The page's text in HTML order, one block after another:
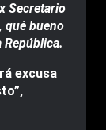
Secretario
qué bueno
República.
excusa